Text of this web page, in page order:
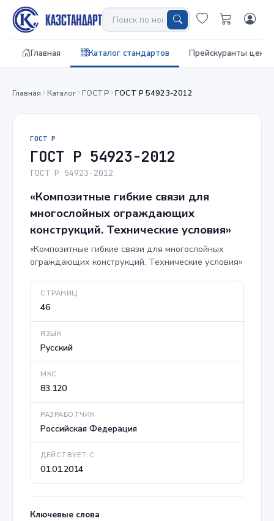
Главная Каталог стандартов Прейскуранты цен
Главная Каталог ГОСТ Р ГОСТ Р 54923-2012
ГОСТ Р
ГОСТ Р 54923-2012
ГОСТ Р 54923-2012
«Композитные гибкие связи для
многослойных ограждающих
конструкций. Технические условия»
«Композитные гибкие связи для многослойных
ограждающих конструкций. Технические условия»
СТРАНИЦ
46
ЯЗЫК
Русский
МКС
83.120
РАЗРАБОТЧИК
Российская Федерация
ДЕЙСТВУЕТ С
01.01.2014
Ключевые слова